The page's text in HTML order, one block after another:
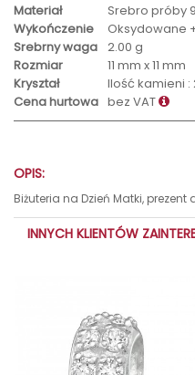
Materiał
Srebro próby
Wykończenie
Oksydowane
Srebrny waga 2.00 g
Rozmiar
11 mm x 11 mm
Kryształ
Ilość kamieni :
Cena hurtowa bez VAT
OPIS:
Biżuteria na Dzień Matki,
INNYCH KLIENTÓW